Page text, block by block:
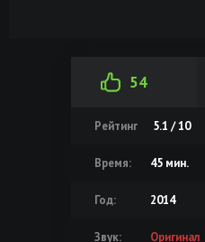
54
Рейтинг 5.1 / 10
Время: 45 мин.
Год: 2014
Звук: Оригинал